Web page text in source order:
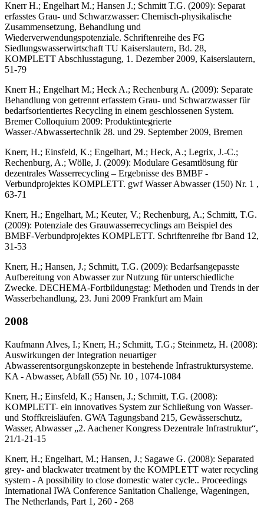
Knerr H.; Engelhart M.; Hansen J.; Schmitt T.G. (2009): Separat
erfasstes Grau- und Schwarzwasser: Chemisch-physikalische
Zusammensetzung, Behandlung und
Wiederverwendungspotenziale. Schriftenreihe des FG
Siedlungswasserwirtschaft TU Kaiserslautern, Bd. 28,
KOMPLETT Abschlusstagung, 1. Dezember 2009, Kaiserslautern,
51-79
Knerr H.; Engelhart M.; Heck A.; Rechenburg A. (2009): Separate
Behandlung von getrennt erfasstem Grau- und Schwarzwasser für
bedarfsorientiertes Recycling in einem geschlossenen System.
Bremer Colloquium 2009: Produktintegrierte
Wasser-/Abwassertechnik 28. und 29. September 2009, Bremen
Knerr, H.; Einsfeld, K.; Engelhart, M.; Heck, A.; Legrix, J.-C.;
Rechenburg, A.; Wölle, J. (2009): Modulare Gesamtlösung für
dezentrales Wasserrecycling – Ergebnisse des BMBF -
Verbundprojektes KOMPLETT. gwf Wasser Abwasser (150) Nr. 1 ,
63-71
Knerr, H.; Engelhart, M.; Keuter, V.; Rechenburg, A.; Schmitt, T.G.
(2009): Potenziale des Grauwasserrecyclings am Beispiel des
BMBF-Verbundprojektes KOMPLETT. Schriftenreihe fbr Band 12,
31-53
Knerr, H.; Hansen, J.; Schmitt, T.G. (2009): Bedarfsangepasste
Aufbereitung von Abwasser zur Nutzung für unterschiedliche
Zwecke. DECHEMA-Fortbildungstag: Methoden und Trends in der
Wasserbehandlung, 23. Juni 2009 Frankfurt am Main
2008
Kaufmann Alves, I.; Knerr, H.; Schmitt, T.G.; Steinmetz, H. (2008):
Auswirkungen der Integration neuartiger
Abwasserentsorgungskonzepte in bestehende Infrastruktursysteme.
KA - Abwasser, Abfall (55) Nr. 10 , 1074-1084
Knerr, H.; Einsfeld, K.; Hansen, J.; Schmitt, T.G. (2008):
KOMPLETT- ein innovatives System zur Schließung von Wasser-
und Stoffkreisläufen. GWA Tagungsband 215, Gewässerschutz,
Wasser, Abwasser „2. Aachener Kongress Dezentrale Infrastruktur“,
21/1-21-15
Knerr, H.; Engelhart, M.; Hansen, J.; Sagawe G. (2008): Separated
grey- and blackwater treatment by the KOMPLETT water recycling
system - A possibility to close domestic water cycle.. Proceedings
International IWA Conference Sanitation Challenge, Wageningen,
The Netherlands, Part 1, 260 - 268